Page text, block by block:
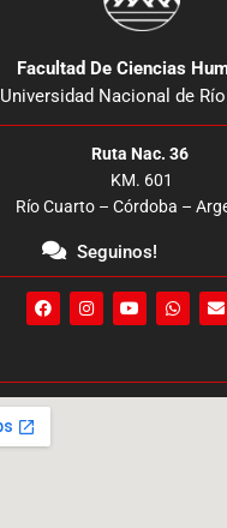
Facultad De Ciencias
Universidad Nacional de
Ruta Nac. 36
KM. 601
Río Cuarto – Córdoba –
Seguinos!
F
a
o
o
I
n
g
r
Y
o
b
e
W
h
a
p
E
n
o
p